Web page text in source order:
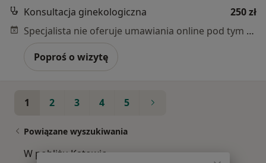
Konsultacja ginekologiczna
250 zł
Specjalista nie oferuje umawiania online pod tym adresem.
Poproś o wizytę
1 2 3 4 5
Powiązane wyszukiwania
W pobliżu Katowic